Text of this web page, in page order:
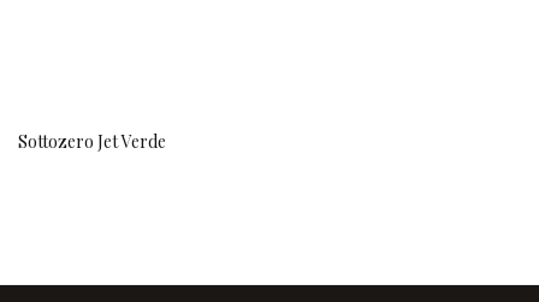
Sottozero Jet Verde